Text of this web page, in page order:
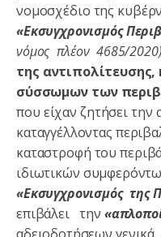
νομοσχέδιο της
«Εκσυγχρονισμός
νόμος πλέον 4685/2020)
της αντιπολίτευσης,
σύσσωμων των
που είχαν ζητήσει
καταγγέλλοντας
καταστροφή του
ιδιωτικών
«Εκσυγχρονισμός της
επιβάλει την
αδειοδοτήσεων γενικά,